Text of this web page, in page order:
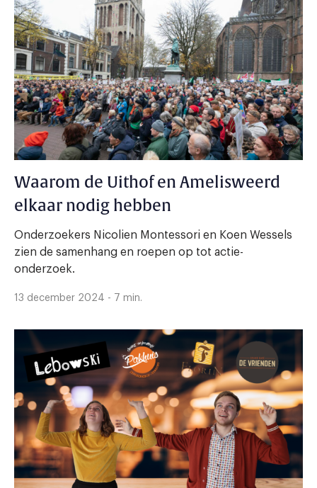
Waarom de Uithof en Amelisweerd
elkaar nodig hebben
Onderzoekers Nicolien Montessori en Koen Wessels
zien de samenhang en roepen op tot actie-
onderzoek.
13 december 2024 - 7 min.